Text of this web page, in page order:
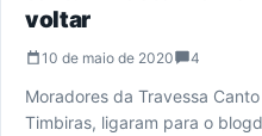
voltar
10 de maio de 2020 4
Moradores da Travessa
Timbiras, ligaram para o